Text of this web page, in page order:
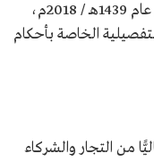
صدرت اللائحة التنفيذية لنظام الإفلاس في عام 1439هـ / 2018م،
الخاصة بأحكام
من التجار والشركاء